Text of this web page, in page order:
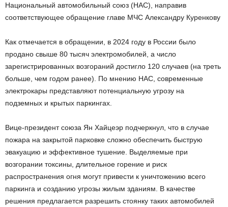
Национальный автомобильный союз (НАС), направив
соответствующее обращение главе МЧС Александру Куренкову
Как отмечается в обращении, в 2024 году в России было
продано свыше 80 тысяч электромобилей, а число
зарегистрированных возгораний достигло 120 случаев (на треть
больше, чем годом ранее). По мнению НАС, современные
электрокары представляют потенциальную угрозу на
подземных и крытых паркингах.
Вице-президент союза Ян Хайцеэр подчеркнул, что в случае
пожара на закрытой парковке сложно обеспечить быструю
эвакуацию и эффективное тушение. Выделяемые при
возгорании токсины, длительное горение и риск
распространения огня могут привести к уничтожению всего
паркинга и созданию угрозы жилым зданиям. В качестве
решения предлагается разрешить стоянку таких автомобилей